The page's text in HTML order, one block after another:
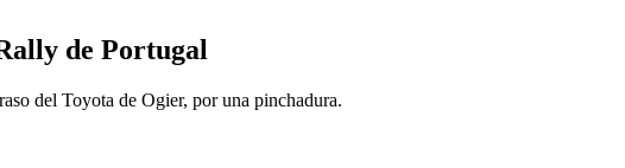
de Portugal
del Toyota de Ogier, por una pinchadura.